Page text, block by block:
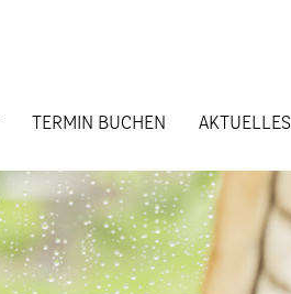
TERMIN BUCHEN AKTUELLES